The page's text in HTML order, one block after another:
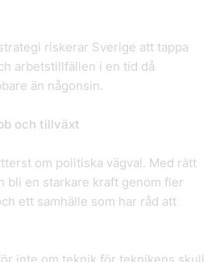
riskerar Sverige att tappa
arbetstillfällen i en tid då
än någonsin.
och tillväxt
om politiska vägval. Med rätt
bli en starkare kraft genom fler
ett samhälle som har råd att